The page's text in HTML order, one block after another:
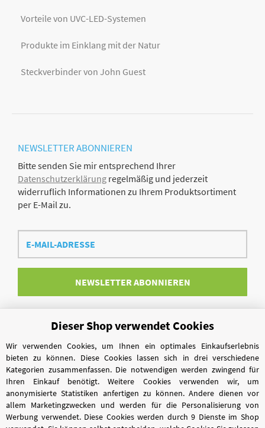
Vorteile von UVC-LED-Systemen
Produkte im Einklang mit der Natur
Steckverbinder von John Guest
NEWSLETTERABONNIEREN
Bitte senden Sie mir entsprechend Ihrer
Datenschutzerklärung regelmäßig und jederzeit
widerruflich Informationen zu Ihrem Produktsortiment
per E-Mail zu.
E-
Mail-
Adresse
NEWSLETTER ABONNIEREN
Vertrag widerrufen
Dieser Shop verwendet Cookies
Wir verwenden Cookies, um Ihnen ein optimales Einkaufserlebnis
bieten zu können. Diese Cookies lassen sich in drei verschiedene
Kategorien zusammenfassen. Die notwendigen werden zwingend für
Ihren Einkauf benötigt. Weitere Cookies verwenden wir, um
anonymisierte Statistiken anfertigen zu können. Andere dienen vor
allem Marketingzwecken und werden für die Personalisierung von
Werbung verwendet. Diese Cookies werden durch 9 Dienste im Shop